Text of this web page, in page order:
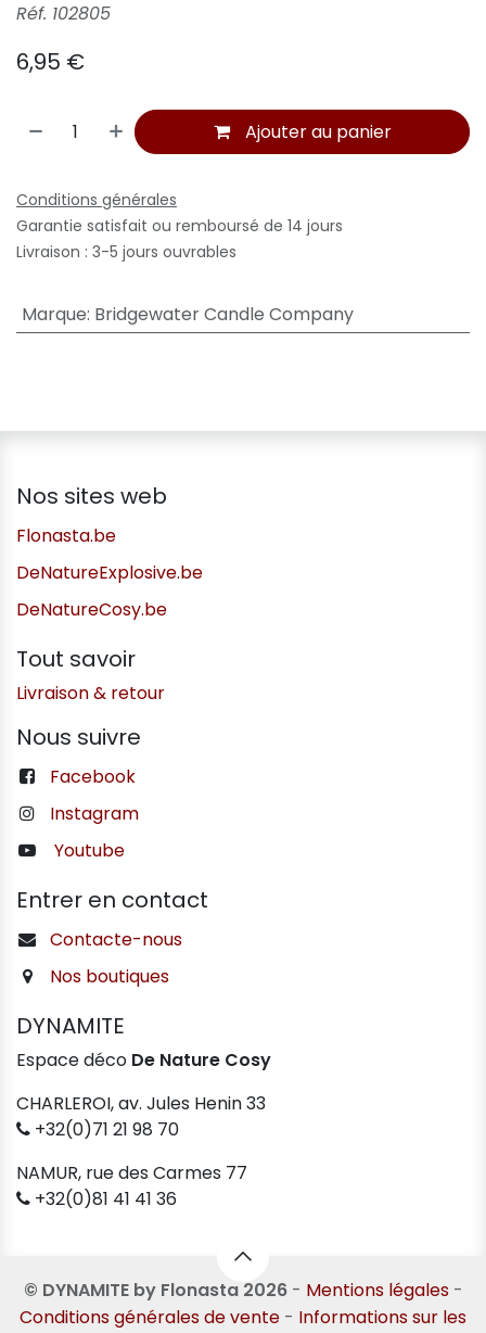
Réf. 102805
6,95 €
Ajouter au panier
Conditions générales
Garantie satisfait ou remboursé de 14 jours
Livraison : 3-5 jours ouvrables
Marque: Bridgewater Candle Company
Nos sites web
Flonasta.be
DeNatureExplosive.be
DeNatureCosy.be
Tout savoir
Livraison & retour
Nous suivre
Facebook
Instagram
Youtube
Entrer en contact
Contacte-nous
Nos boutiques
DYNAMITE
Espace déco De Nature Cosy
CHARLEROI, av. Jules Henin 33
+32(0)71 21 98 70
NAMUR, rue des Carmes 77
+32(0)81 41 41 36
© DYNAMITE by Flonasta 2026- Mentions légales-
Conditions générales de vente - Informations sur les